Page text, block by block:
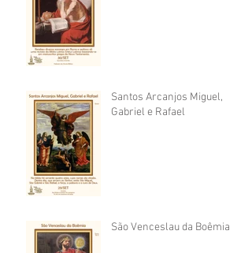
Santos Arcanjos Miguel,
Gabriel e Rafael
São Venceslau da Boêmia